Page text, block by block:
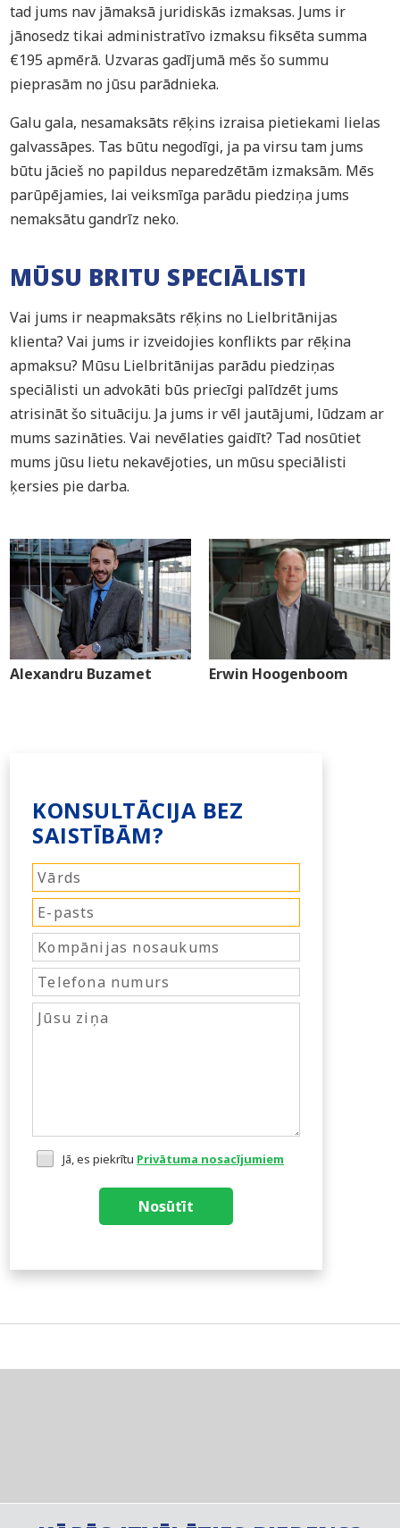
tad jums nav jāmaksā juridiskās izmaksas. Jums ir
jānosedz tikai administratīvo izmaksu fiksēta summa
€195 apmērā. Uzvaras gadījumā mēs šo summu
pieprasām no jūsu parādnieka.
Galu gala, nesamaksāts rēķins izraisa pietiekami lielas
galvassāpes. Tas būtu negodīgi, ja pa virsu tam jums
būtu jācieš no papildus neparedzētām izmaksām. Mēs
parūpējamies, lai veiksmīga parādu piedziņa jums
nemaksātu gandrīz neko.
MŪSU BRITU SPECIĀLISTI
Vai jums ir neapmaksāts rēķins no Lielbritānijas
klienta? Vai jums ir izveidojies konflikts par rēķina
apmaksu? Mūsu Lielbritānijas parādu piedziņas
speciālisti un advokāti būs priecīgi palīdzēt jums
atrisināt šo situāciju. Ja jums ir vēl jautājumi, lūdzam ar
mums sazināties. Vai nevēlaties gaidīt? Tad nosūtiet
mums jūsu lietu nekavējoties, un mūsu speciālisti
ķersies pie darba.
Alexandru Buzamet Erwin Hoogenboom
KONSULTĀCIJA BEZ
SAISTĪBĀM?
Jā, es piekrītu Privātuma nosacījumiem
Nosūtīt